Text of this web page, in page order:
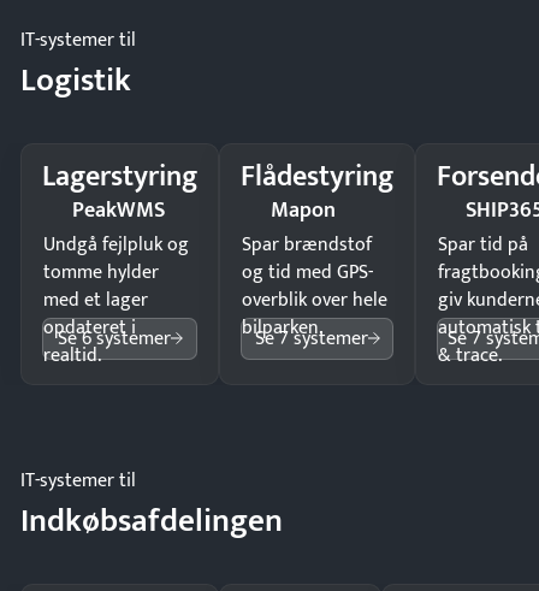
IT-systemer til
Logistik
Lagerstyring
PeakWMS
Undgå fejlpluk og
tomme hylder
med et lager
opdateret i
realtid.
Se 6 systemer
Flådestyring
Mapon
Spar brændstof
og tid med GPS-
overblik over hele
bilparken.
Se 7 systemer
Spar tid på
giv
automatisk
& trace.
Se 7
IT-systemer til
Indkøbsafdelingen